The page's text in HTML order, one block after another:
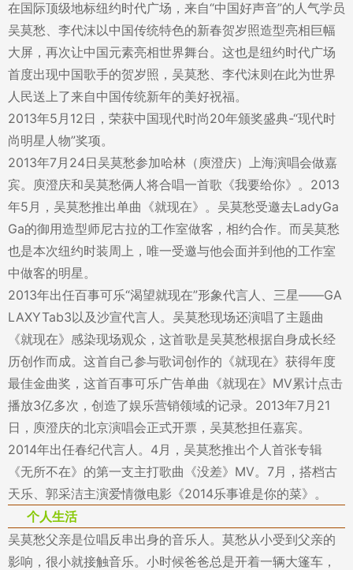
在国际顶级地标纽约时代广场，来自“中国好声音”的人气学员
吴莫愁、李代沫以中国传统特色的新春贺岁照造型亮相巨幅
大屏，再次让中国元素亮相世界舞台。这也是纽约时代广场
首度出现中国歌手的贺岁照，吴莫愁、李代沫则在此为世界
人民送上了来自中国传统新年的美好祝福。
2013年5月12日，荣获中国现代时尚20年颁奖盛典-“现代时
尚明星人物”奖项。
2013年7月24日吴莫愁参加哈林（庾澄庆）上海演唱会做嘉
宾。庾澄庆和吴莫愁俩人将合唱一首歌《我要给你》。2013
年5月，吴莫愁推出单曲《就现在》。吴莫愁受邀去LadyGa
Ga的御用造型师尼古拉的工作室做客，相约合作。而吴莫愁
也是本次纽约时装周上，唯一受邀与他会面并到他的工作室
中做客的明星。
2013年出任百事可乐“渴望就现在”形象代言人、三星——GA
LAXYTab3以及沙宣代言人。吴莫愁现场还演唱了主题曲
《就现在》感染现场观众，这首歌是吴莫愁根据自身成长经
历创作而成。这首自己参与歌词创作的《就现在》获得年度
最佳金曲奖，这首百事可乐广告单曲《就现在》MV累计点击
播放3亿多次，创造了娱乐营销领域的记录。2013年7月21
日，庾澄庆的北京演唱会正式开票，吴莫愁担任嘉宾。
2014年出任春纪代言人。4月，吴莫愁推出个人首张专辑
《无所不在》的第一支主打歌曲《没差》MV。7月，搭档古
天乐、郭采洁主演爱情微电影《2014乐事谁是你的菜》。
个人生活
吴莫愁父亲是位唱反串出身的音乐人。莫愁从小受到父亲的
影响，很小就接触音乐。小时候爸爸总是开着一辆大篷车，